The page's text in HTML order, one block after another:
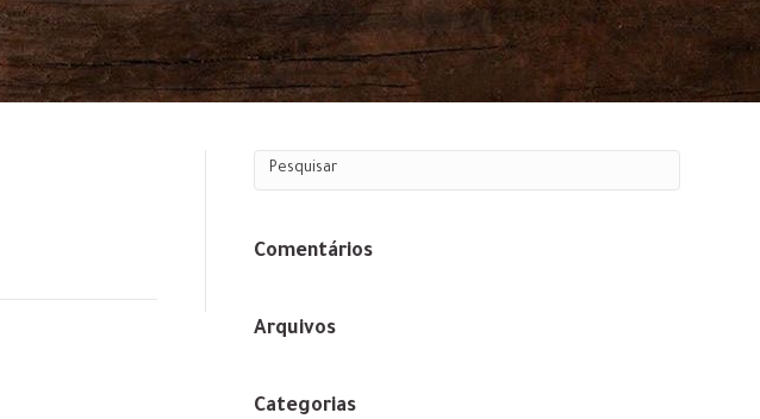
Comentários
Arquivos
Categorias